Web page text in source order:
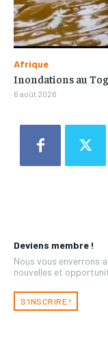
Deviens membre !
Nous vous enverrons
nouvelles et
S'INSCRIRE !
Afrique
Inondations au
6 août 2026